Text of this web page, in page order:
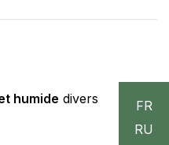
humide divers
FR
RU